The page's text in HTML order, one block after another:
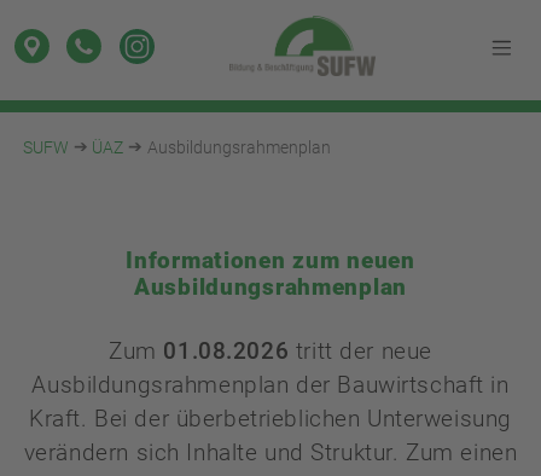
SUFW ÜAZ Ausbildungsrahmenplan
Informationen zum neuen
Ausbildungsrahmenplan
Zum 01.08.2026 tritt der neue
Ausbildungsrahmenplan der Bauwirtschaft in
Kraft. Bei der überbetrieblichen Unterweisung
verändern sich Inhalte und Struktur. Zum einen